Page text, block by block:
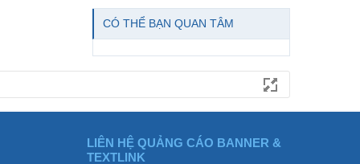
CÓ THỂ BẠN QUAN TÂM
LIÊN HỆ QUẢNG CÁO BANNER &
TEXTLINK